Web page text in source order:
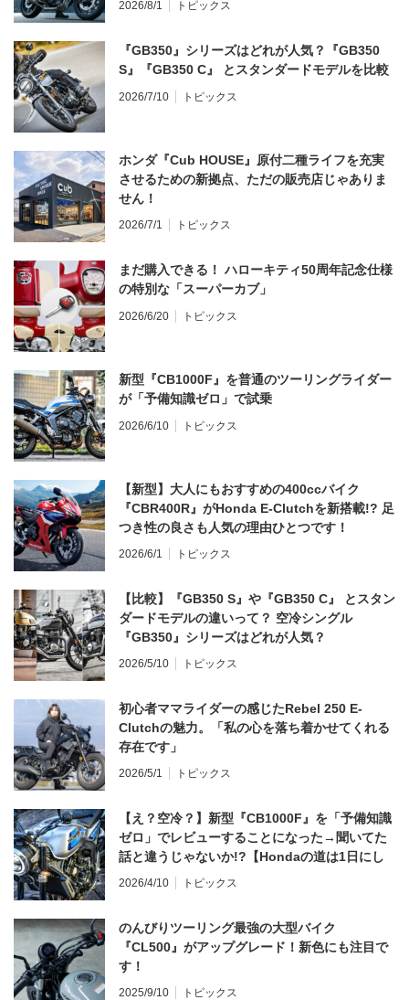
2026/8/1 トピックス
『GB350』シリーズはどれが人気？『GB350
S』『GB350 C』 とスタンダードモデルを比較
2026/7/10 トピックス
ホンダ『Cub HOUSE』原付二種ライフを充実
させるための新拠点、ただの販売店じゃありま
せん！
2026/7/1 トピックス
まだ購入できる！ ハローキティ50周年記念仕様
の特別な「スーパーカブ」
2026/6/20 トピックス
新型『CB1000F』を普通のツーリングライダー
が「予備知識ゼロ」で試乗
2026/6/10 トピックス
【新型】大人にもおすすめの400ccバイク
『CBR400R』がHonda E-Clutchを新搭載!? 足
つき性の良さも人気の理由ひとつです！
2026/6/1 トピックス
【比較】『GB350 S』や『GB350 C』 とスタン
ダードモデルの違いって？ 空冷シングル
『GB350』シリーズはどれが人気？
2026/5/10 トピックス
初心者ママライダーの感じたRebel 250 E-
Clutchの魅力。「私の心を落ち着かせてくれる
存在です」
2026/5/1 トピックス
【え？空冷？】新型『CB1000F』を「予備知識
ゼロ」でレビューすることになった→聞いてた
話と違うじゃないか!?【Hondaの道は1日にし
てならず／CB1000F ①第一印象 編】
2026/4/10 トピックス
のんびりツーリング最強の大型バイク
『CL500』がアップグレード！新色にも注目で
す！
2025/9/10 トピックス